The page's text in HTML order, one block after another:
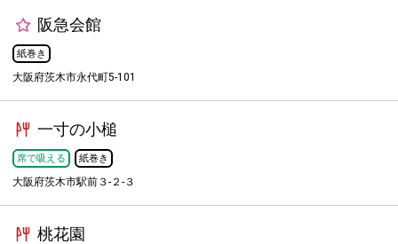
阪急会館
紙巻き
大阪府茨木市永代町5-101
一寸の小槌
席で吸える 紙巻き
大阪府茨木市駅前３-２-３
桃花園